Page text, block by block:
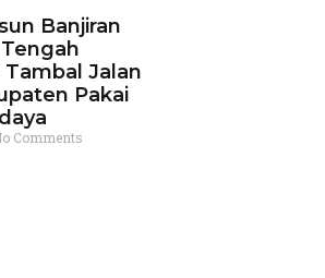
Banjiran
Tambal Jalan
Pakai
Comments